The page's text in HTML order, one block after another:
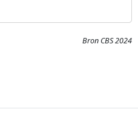
Bron CBS 2024